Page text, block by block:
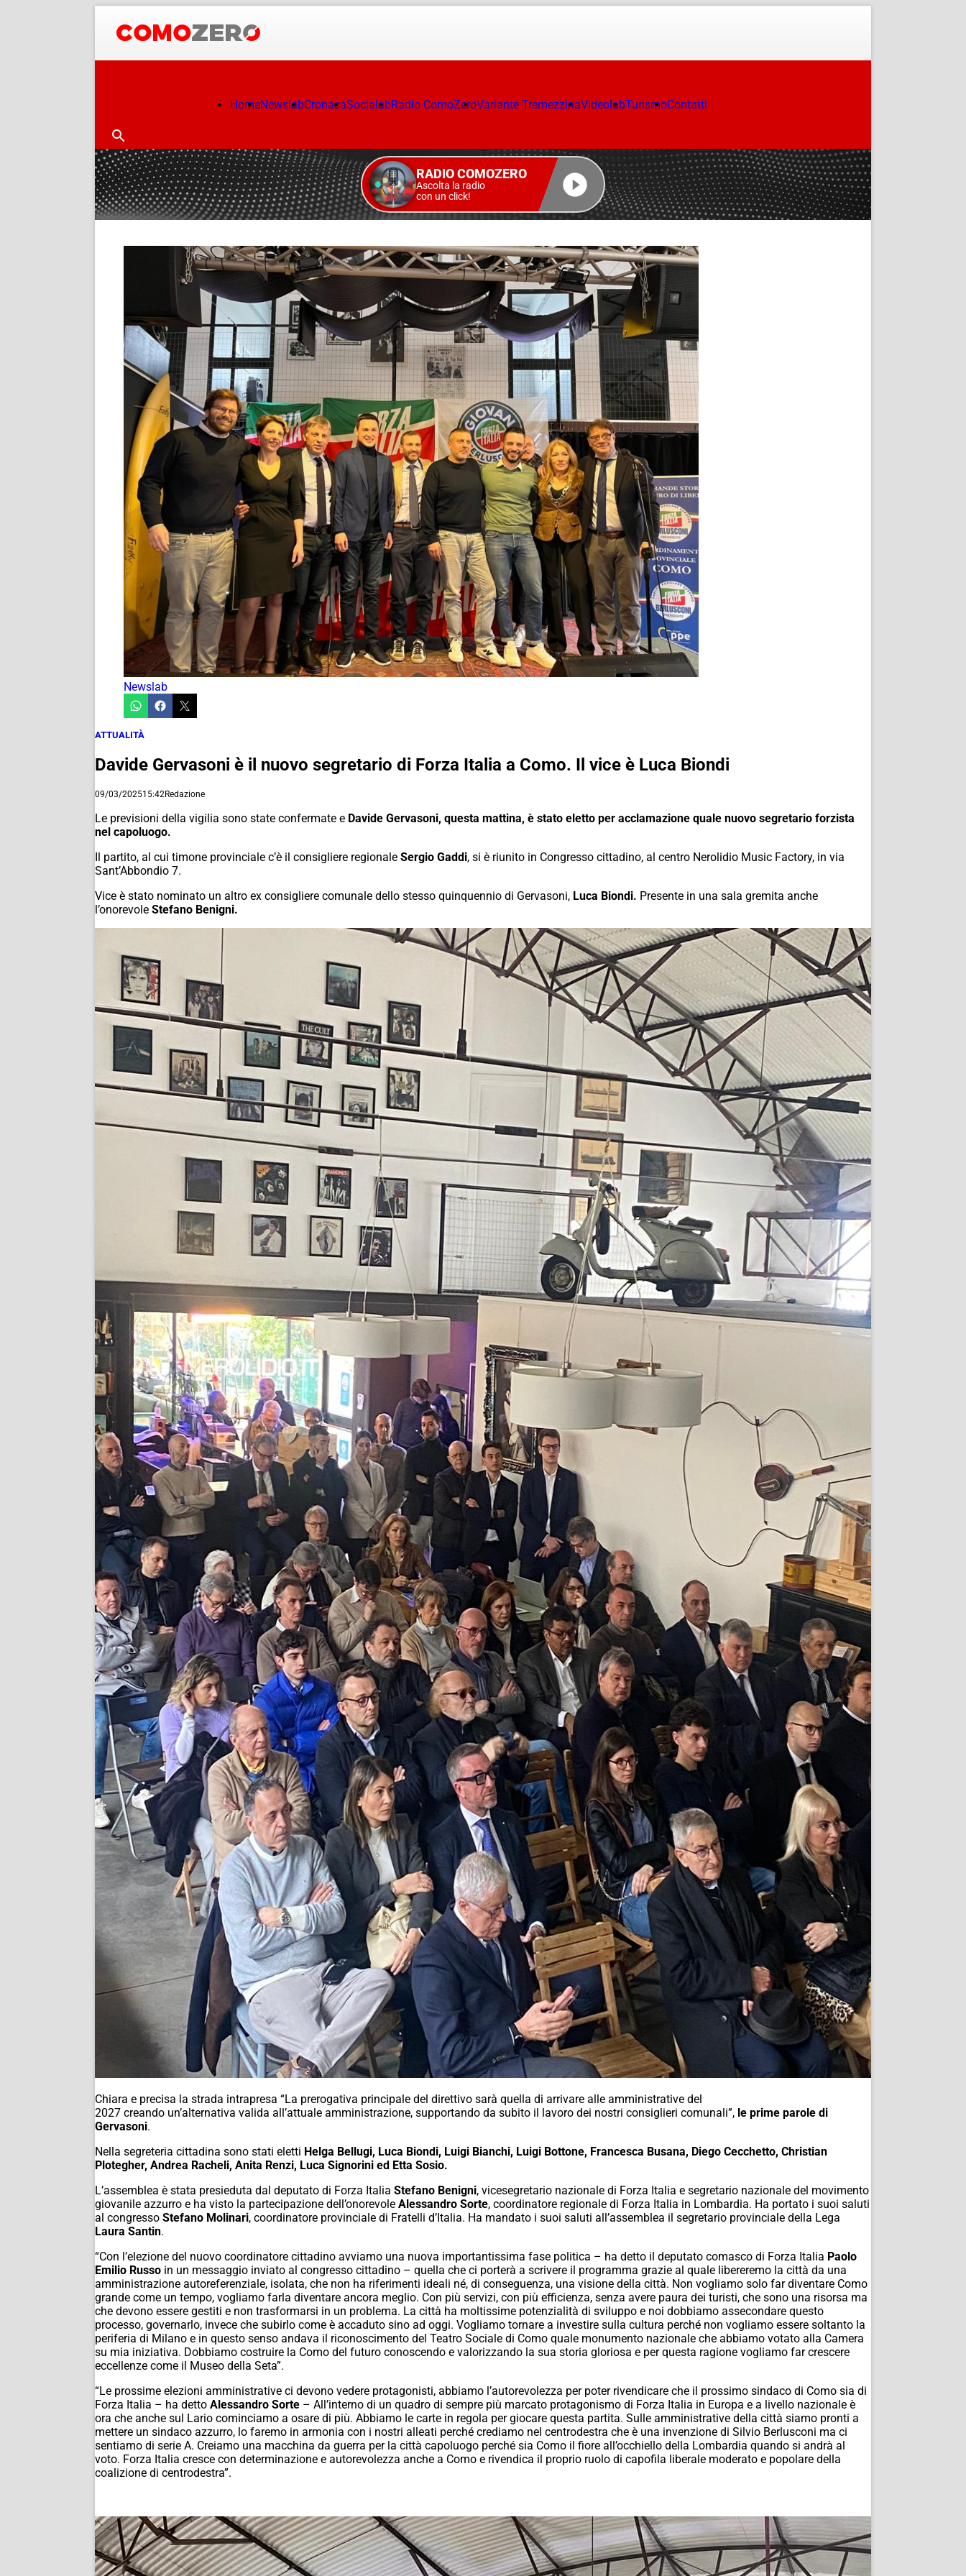
HomeNewslabCronacaSocialabRadio ComoZeroVariante TremezzinaVideolabTurismoContatti
RADIO COMOZERO
Ascolta la radio
con un click!
Newslab
ATTUALITÀ
Davide Gervasoni è il nuovo segretario di Forza Italia a Como. Il vice è Luca Biondi
09/03/202515:42Redazione
Le previsioni della vigilia sono state confermate e Davide Gervasoni, questa mattina, è stato eletto per acclamazione quale nuovo segretario forzista
nel capoluogo.
Il partito, al cui timone provinciale c’è il consigliere regionale Sergio Gaddi, si è riunito in Congresso cittadino, al centro Nerolidio Music Factory, in via
Sant’Abbondio 7.
Vice è stato nominato un altro ex consigliere comunale dello stesso quinquennio di Gervasoni, Luca Biondi. Presente in una sala gremita anche
l’onorevole Stefano Benigni.
Chiara e precisa la strada intrapresa “La prerogativa principale del direttivo sarà quella di arrivare alle amministrative del
2027 creando un’alternativa valida all’attuale amministrazione, supportando da subito il lavoro dei nostri consiglieri comunali”, le prime parole di
Gervasoni.
Nella segreteria cittadina sono stati eletti Helga Bellugi, Luca Biondi, Luigi Bianchi, Luigi Bottone, Francesca Busana, Diego Cecchetto, Christian
Plotegher, Andrea Racheli, Anita Renzi, Luca Signorini ed Etta Sosio.
L’assemblea è stata presieduta dal deputato di Forza Italia Stefano Benigni, vicesegretario nazionale di Forza Italia e segretario nazionale del movimento
giovanile azzurro e ha visto la partecipazione dell’onorevole Alessandro Sorte, coordinatore regionale di Forza Italia in Lombardia. Ha portato i suoi saluti
al congresso Stefano Molinari, coordinatore provinciale di Fratelli d’Italia. Ha mandato i suoi saluti all’assemblea il segretario provinciale della Lega
Laura Santin.
“Con l’elezione del nuovo coordinatore cittadino avviamo una nuova importantissima fase politica – ha detto il deputato comasco di Forza Italia Paolo
Emilio Russo in un messaggio inviato al congresso cittadino – quella che ci porterà a scrivere il programma grazie al quale libereremo la città da una
amministrazione autoreferenziale, isolata, che non ha riferimenti ideali né, di conseguenza, una visione della città. Non vogliamo solo far diventare Como
grande come un tempo, vogliamo farla diventare ancora meglio. Con più servizi, con più efficienza, senza avere paura dei turisti, che sono una risorsa ma
che devono essere gestiti e non trasformarsi in un problema. La città ha moltissime potenzialità di sviluppo e noi dobbiamo assecondare questo
processo, governarlo, invece che subirlo come è accaduto sino ad oggi. Vogliamo tornare a investire sulla cultura perché non vogliamo essere soltanto la
periferia di Milano e in questo senso andava il riconoscimento del Teatro Sociale di Como quale monumento nazionale che abbiamo votato alla Camera
su mia iniziativa. Dobbiamo costruire la Como del futuro conoscendo e valorizzando la sua storia gloriosa e per questa ragione vogliamo far crescere
eccellenze come il Museo della Seta”.
“Le prossime elezioni amministrative ci devono vedere protagonisti, abbiamo l’autorevolezza per poter rivendicare che il prossimo sindaco di Como sia di
Forza Italia – ha detto Alessandro Sorte – All’interno di un quadro di sempre più marcato protagonismo di Forza Italia in Europa e a livello nazionale è
ora che anche sul Lario cominciamo a osare di più. Abbiamo le carte in regola per giocare questa partita. Sulle amministrative della città siamo pronti a
mettere un sindaco azzurro, lo faremo in armonia con i nostri alleati perché crediamo nel centrodestra che è una invenzione di Silvio Berlusconi ma ci
sentiamo di serie A. Creiamo una macchina da guerra per la città capoluogo perché sia Como il fiore all’occhiello della Lombardia quando si andrà al
voto. Forza Italia cresce con determinazione e autorevolezza anche a Como e rivendica il proprio ruolo di capofila liberale moderato e popolare della
coalizione di centrodestra”.